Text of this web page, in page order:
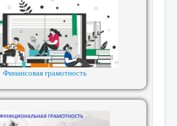
Финансовая грамотность